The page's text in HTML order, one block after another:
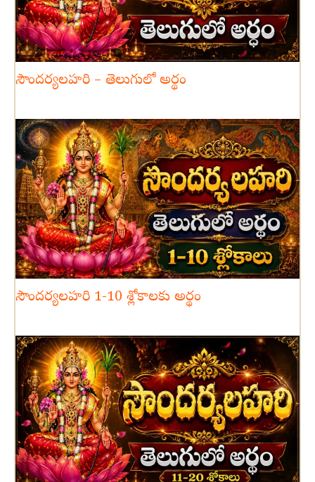
సౌందర్యలహరి – తెలుగులో అర్థం
సౌందర్యలహరి 1-10 శ్లోకాలకు అర్థం